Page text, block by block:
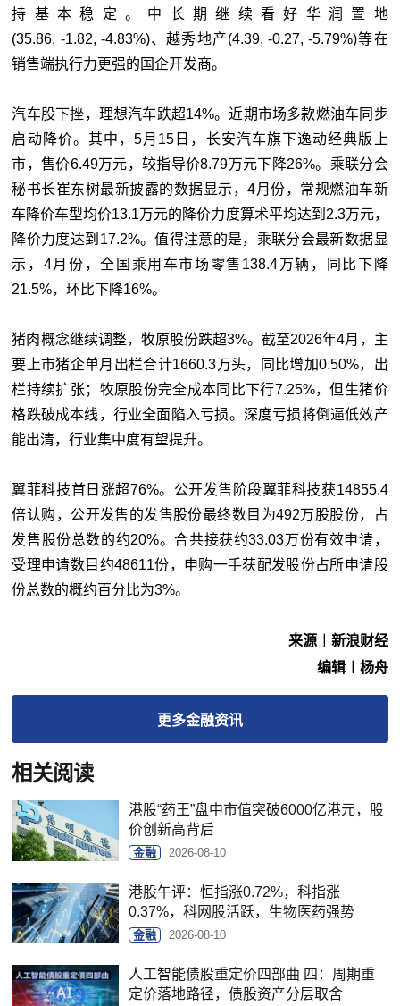
持基本稳定。中长期继续看好 华润置地
(35.86, -1.82, -4.83%)、越秀地产(4.39, -0.27, -5.79%)等在
销售端执行力更强的国企开发商。
汽车股下挫，理想汽车跌超14%。近期市场多款燃油车同步
启动降价。其中，5月15日，长安汽车旗下逸动经典版上
市，售价6.49万元，较指导价8.79万元下降26%。乘联分会
秘书长崔东树最新披露的数据显示，4月份，常规燃油车新
车降价车型均价13.1万元的降价力度算术平均达到2.3万元，
降价力度达到17.2%。值得注意的是，乘联分会最新数据显
示，4月份，全国乘用车市场零售138.4万辆，同比下降
21.5%，环比下降16%。
猪肉概念继续调整，牧原股份跌超3%。截至2026年4月，主
要上市猪企单月出栏合计1660.3万头，同比增加0.50%，出
栏持续扩张；牧原股份完全成本同比下行7.25%，但生猪价
格跌破成本线，行业全面陷入亏损。深度亏损将倒逼低效产
能出清，行业集中度有望提升。
翼菲科技首日涨超76%。公开发售阶段翼菲科技获14855.4
倍认购，公开发售的发售股份最终数目为492万股股份，占
发售股份总数的约20%。合共接获约33.03万份有效申请，
受理申请数目约48611份，申购一手获配发股份占所申请股
份总数的概约百分比为3%。
来源︱新浪财经
编辑︱杨舟
更多金融资讯
相关阅读
港股“药王”盘中市值突破6000亿港元，股
价创新高背后
金融 2026-08-10
港股午评：恒指涨0.72%，科指涨
0.37%，科网股活跃，生物医药强势
金融 2026-08-10
人工智能债股重定价四部曲 四：周期重
定价落地路径，债股资产分层取舍